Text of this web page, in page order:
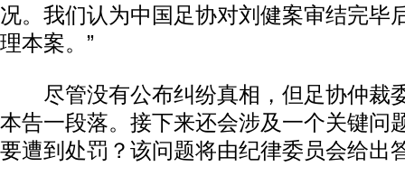
况。我们认为中国足协对刘健案审结完毕
理本案。”
尽管没有公布纠纷真相，但足协仲裁
本告一段落。接下来还会涉及一个关键问
要遭到处罚？该问题将由纪律委员会给出